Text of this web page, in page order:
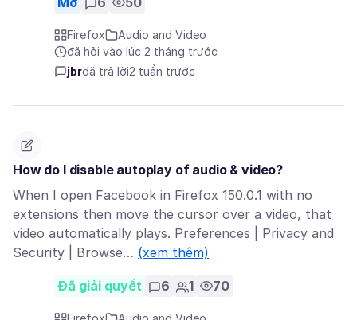
Firefox
Audio and Video
đã hỏi vào lúc 2 tháng trước
jbrđã trả lời2 tuần trước
How do I disable autoplay of audio & video?
When I open Facebook in Firefox 150.0.1 with no
extensions then move the cursor over a video, that
video automatically plays. Preferences | Privacy and
Security | Browse… (xem thêm)
Đã giải quyết 6 1 70